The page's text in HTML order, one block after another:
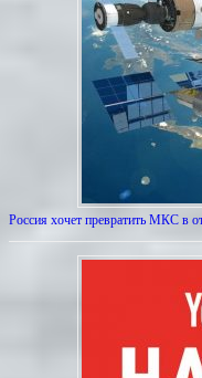
Россия хочет превратить МКС в